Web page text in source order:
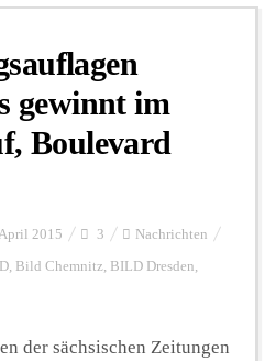
Beiträge
gewinnt im
Boulevard
2015 3 Nachrichten
, Bild Chemnitz, BILD Dresden,
der sächsischen Zeitungen